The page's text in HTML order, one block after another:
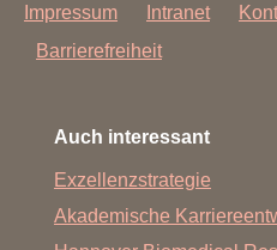
Impressum Intranet
Barrierefreiheit
Auch interessant
Exzellenzstrategie
Akademische